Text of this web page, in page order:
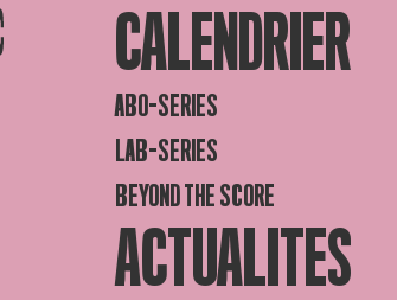
CALENDRIER
ABO-SERIES
LAB-SERIES
BEYOND THE SCORE
ACTUALITES